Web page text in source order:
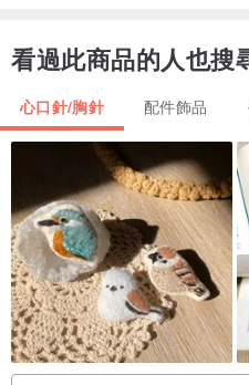
有衣領的襯衫
還是圓領的毛衣等等都很適合
胸針毫無違和感的點綴
猶如項鍊一般的飾品效果
3. 裝飾腰間或腰帶
無論是悠閒的日常裙
還是閃耀的Party
自然地別住一個胸針
絕對會是大家的目光焦點
看過此商品的人也搜
心口針/胸針 配件飾品